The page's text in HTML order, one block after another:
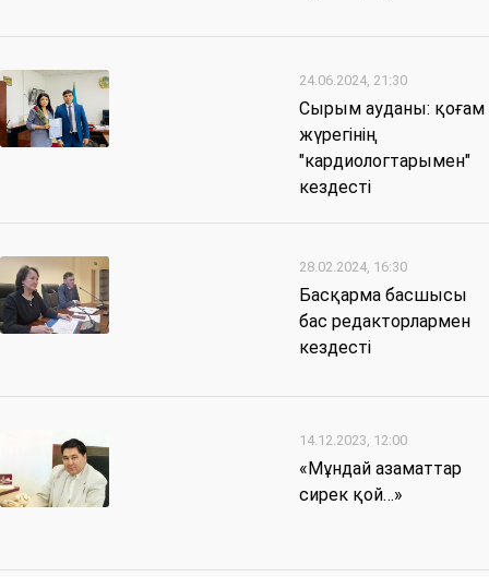
24.06.2024, 21:30
Сырым ауданы: қоғам
жүрегінің
"кардиологтарымен"
кездесті
28.02.2024, 16:30
Басқарма басшысы
бас редакторлармен
кездесті
14.12.2023, 12:00
«Мұндай азаматтар
сирек қой…»